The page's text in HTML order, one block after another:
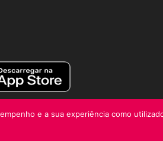
e a sua experiência como